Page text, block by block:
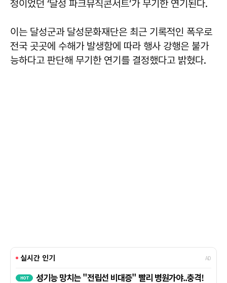
정이었던 ‘달성 파크뮤직콘서트’가 무기한 연기된다.
이는 달성군과 달성문화재단은 최근 기록적인 폭우로
전국 곳곳에 수해가 발생함에 따라 행사 강행은 불가
능하다고 판단해 무기한 연기를 결정했다고 밝혔다.